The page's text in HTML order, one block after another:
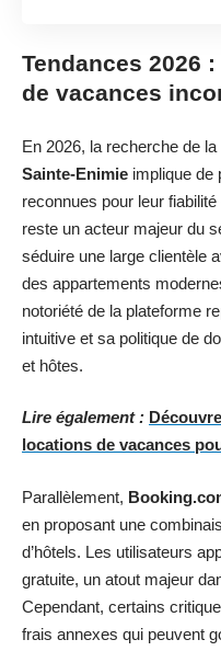
Tendances 2026
de vacances
En 2026, la recherche de
Sainte-Enimie implique de
reconnues pour leur
reste un acteur majeur du
séduire une large clientèle
des appartements
notoriété de la plateforme
intuitive et sa politique de
et hôtes.
Lire également :
locations de vacances
Parallèlement,
en proposant une
d’hôtels. Les utilisateurs
gratuite, un atout majeur
Cependant, certains
frais annexes qui peuvent